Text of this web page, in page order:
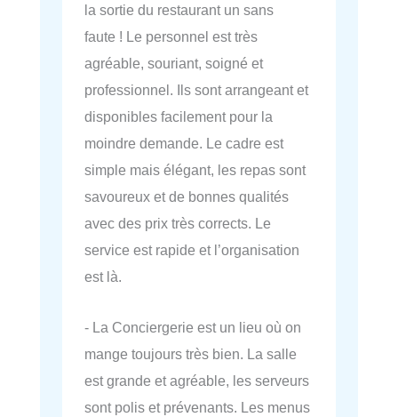
la sortie du restaurant un sans
faute ! Le personnel est très
agréable, souriant, soigné et
professionnel. Ils sont arrangeant et
disponibles facilement pour la
moindre demande. Le cadre est
simple mais élégant, les repas sont
savoureux et de bonnes qualités
avec des prix très corrects. Le
service est rapide et l’organisation
est là.
- La Conciergerie est un lieu où on
mange toujours très bien. La salle
est grande et agréable, les serveurs
sont polis et prévenants. Les menus